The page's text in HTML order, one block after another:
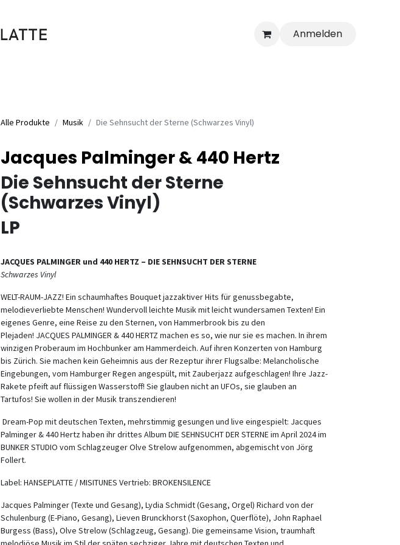
Anmelden
Alle Produkte Musik Die Sehnsucht der Sterne (Schwarzes Vinyl)
Jacques Palminger & 440 Hertz
Die Sehnsucht der Sterne
(Schwarzes Vinyl)
LP
JACQUES PALMINGER und 440 HERTZ – DIE SEHNSUCHT DER STERNE
Schwarzes Vinyl
WELT-RAUM-JAZZ! Ein schaumhaftes Bouquet jazzaktiver Hits für genussbegabte,
melodieverliebte Menschen! Wundervoll leichte Musik mit leicht wundersamen Texten! Ein
eigenes Genre, eine Reise zu den Sternen, von Hammerbrook bis zu den
Plejaden! JACQUES PALMINGER & 440 HERTZ machen es so, wie nur sie es machen. In ihrem
winzigen Proberaum im Hochbunker am Hammerdeich. Auf ihren Konzerten von Hamburg
bis Zürich. Sie machen kein Geheimnis aus der Rezeptur ihrer Flugsalbe: Melancholische
Eingebungen, vom Hamburger Regen angespült, mit Zauberjazz aufgeschlagen! Ihre Jazz-
Rakete pfeift auf flüssigen Wasserstoff! Sie glauben nicht an UFOs, sie glauben an
Tartufos! Sie wollen in der Musik transzendieren!
Dream-Pop mit deutschen Texten, mehrstimmig gesungen und live eingespielt: Jacques
Palminger & 440 Hertz haben ihr drittes Album DIE SEHNSUCHT DER STERNE im April 2024 im
BUNKER STUDIO vom Schlagzeuger Olve Strelow aufgenommen, abgemischt von Jörg
Follert.
Label: HANSEPLATTE / MISITUNES Vertrieb: BROKENSILENCE
Jacques Palminger (Texte und Gesang), Lydia Schmidt (Gesang, Orgel) Richard von der
Schulenburg (E-Piano, Gesang), Lieven Brunckhorst (Saxophon, Querflöte), John Raphael
Burgess (Bass), Olve Strelow (Schlagzeug, Gesang). Die gemeinsame Vision, traumhaft